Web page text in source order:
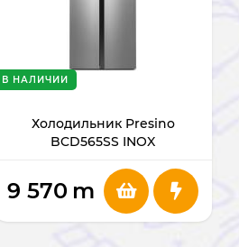
Холодильник Presino
BCD565SS INOX
В НАЛИЧИИ
9 570 m